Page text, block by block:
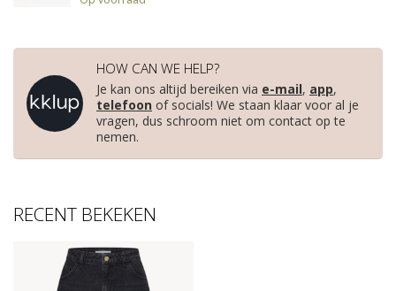
HOW CAN WE HELP?
Je kan ons altijd bereiken via e-mail, app,
telefoon of socials! We staan klaar voor al je
vragen, dus schroom niet om contact op te
nemen.
RECENT BEKEKEN